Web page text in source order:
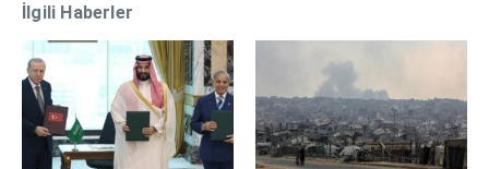
İlgili Haberler